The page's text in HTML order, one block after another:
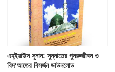
এহ্‌ইয়াউস সুনান: সুন্নাতের পুনরুজ্জীবন ও
বিদ‘আতের বিসর্জন ডাউনলোড